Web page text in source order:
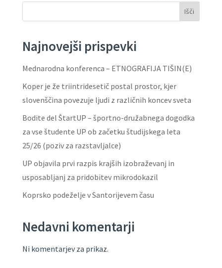
Išči
Najnovejši prispevki
Mednarodna konferenca – ETNOGRAFIJA TIŠIN(E)
Koper je že triintridesetič postal prostor, kjer
slovenščina povezuje ljudi z različnih koncev sveta
Bodite del ŠtartUP – športno-družabnega dogodka
za vse študente UP ob začetku študijskega leta
25/26 (poziv za razstavljalce)
UP objavila prvi razpis krajših izobraževanj in
usposabljanj za pridobitev mikrodokazil
Koprsko podeželje v Santorijevem času
Nedavni komentarji
Ni komentarjev za prikaz.